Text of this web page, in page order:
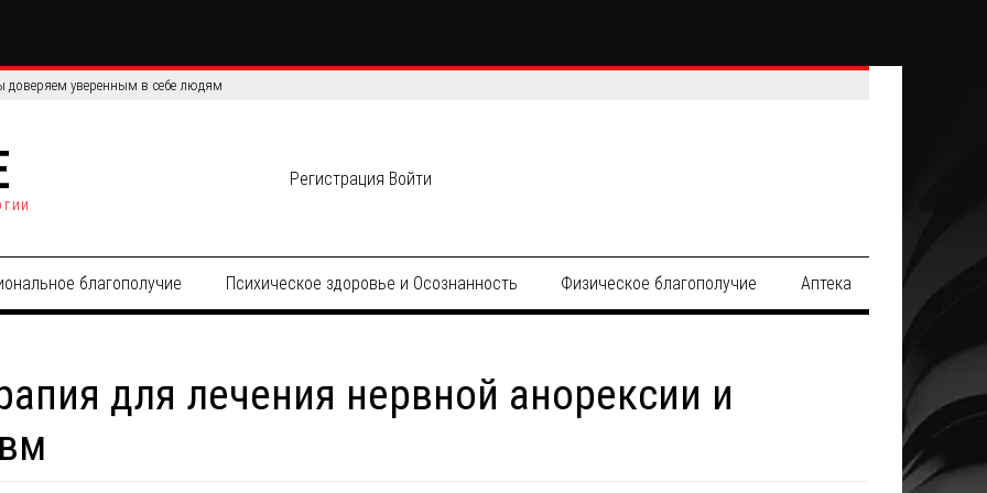
уверенным в себе людям
Регистрация Войти
благополучие Психическое здоровье и Осознанность Физическое благополучие Аптека
для лечения нервной анорексии и